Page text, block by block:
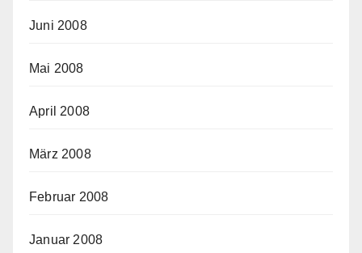
Juni 2008
Mai 2008
April 2008
März 2008
Februar 2008
Januar 2008